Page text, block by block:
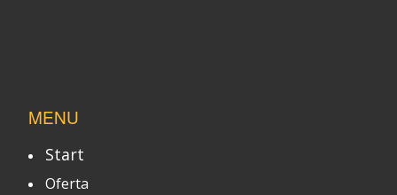
MENU
Start
Oferta